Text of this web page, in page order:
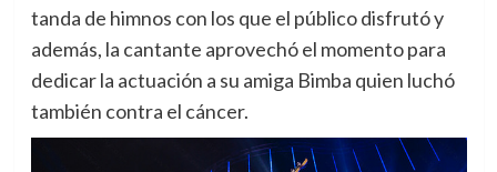
tanda de himnos con los que el público disfrutó y
además, la cantante aprovechó el momento para
dedicar la actuación a su amiga Bimba quien luchó
también contra el cáncer.